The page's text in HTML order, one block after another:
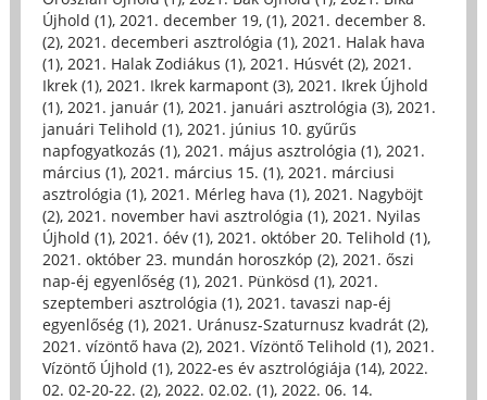
Újhold (1), 2021. december 19, (1), 2021. december 8.
(2), 2021. decemberi asztrológia (1), 2021. Halak hava
(1), 2021. Halak Zodiákus (1), 2021. Húsvét (2), 2021.
Ikrek (1), 2021. Ikrek karmapont (3), 2021. Ikrek Újhold
(1), 2021. január (1), 2021. januári asztrológia (3), 2021.
januári Telihold (1), 2021. június 10. gyűrűs
napfogyatkozás (1), 2021. május asztrológia (1), 2021.
március (1), 2021. március 15. (1), 2021. márciusi
asztrológia (1), 2021. Mérleg hava (1), 2021. Nagyböjt
(2), 2021. november havi asztrológia (1), 2021. Nyilas
Újhold (1), 2021. óév (1), 2021. október 20. Telihold (1),
2021. október 23. mundán horoszkóp (2), 2021. őszi
nap-éj egyenlőség (1), 2021. Pünkösd (1), 2021.
szeptemberi asztrológia (1), 2021. tavaszi nap-éj
egyenlőség (1), 2021. Uránusz-Szaturnusz kvadrát (2),
2021. vízöntő hava (2), 2021. Vízöntő Telihold (1), 2021.
Vízöntő Újhold (1), 2022-es év asztrológiája (14), 2022.
02. 02-20-22. (2), 2022. 02.02. (1), 2022. 06. 14.